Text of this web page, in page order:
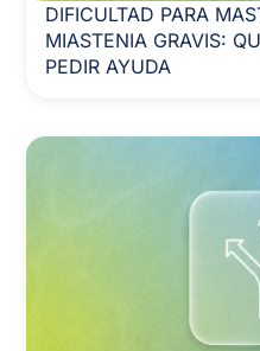
DIFICULTAD PARA
MIASTENIA GRAVIS:
PEDIR AYUDA